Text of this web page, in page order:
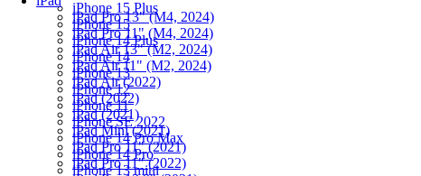
iPad Pro 13" (M4, 2024)
iPad Pro 11" (M4, 2024)
iPad Air 13" (M2, 2024)
iPad Air 11" (M2, 2024)
iPad Air (2022)
iPad (2022)
iPad (2021)
iPad Mini (2021)
iPad Pro 11" (2021)
iPad Pro 11" (2022)
iPhone 15 Plus
iPhone 15
iPhone 14 Plus
iPhone 14
iPhone 13
iPhone 12
iPhone 11
iPhone SE 2022
iPhone 14 Pro Max
iPhone 14 Pro
iPhone 13 mini